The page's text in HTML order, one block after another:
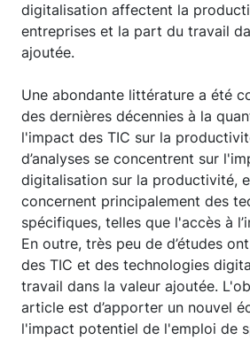
digitalisation affectent la
entreprises et la part du travail
ajoutée.
Une abondante littérature a été
des dernières décennies à la
l'impact des TIC sur la
d’analyses se concentrent sur
digitalisation sur la productivité,
concernent principalement des
spécifiques, telles que l'accès à
En outre, très peu de d’études
des TIC et des technologies
travail dans la valeur ajoutée.
article est d’apporter un nouvel
l'impact potentiel de l'emploi de